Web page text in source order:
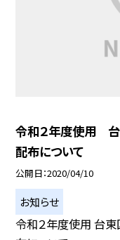
令和２年度使用 台
配布について
公開日 2020/04/10
お知らせ
令和２年度使用 台東